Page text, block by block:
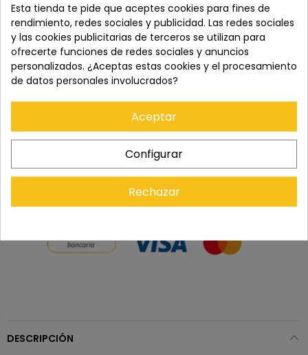
Paga con tranquilidad en nuestro TPV virtual 100%
seguro.
Los pedidos se entregan en un plazo de 5 a 7 días
Recuerda que tienes 15 días, desde la recepción
del pedido, para solicitar la devolución.
DESCRIPCIÓN
Esta tienda te pide que aceptes cookies para fines de
rendimiento, redes sociales y publicidad. Las redes sociales
y las cookies publicitarias de terceros se utilizan para
ofrecerte funciones de redes sociales y anuncios
personalizados. ¿Aceptas estas cookies y el procesamiento
de datos personales involucrados?
Aceptar
Configurar
Rechazar